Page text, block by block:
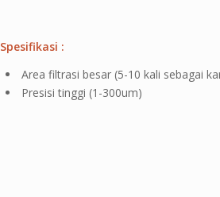
Spesifikasi :
Area filtrasi besar (5-10 kali sebagai
Presisi tinggi (1-300um)